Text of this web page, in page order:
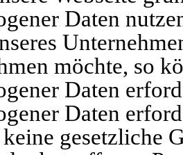
Daten
möchte, so
Daten
Daten
gesetzliche